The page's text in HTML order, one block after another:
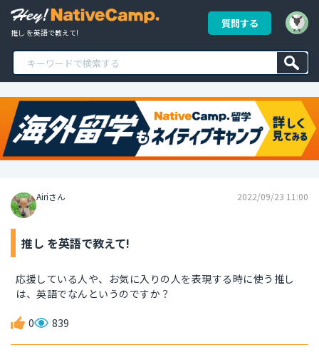
推し を英語で教えて!
質問する
Airiさん 2022/09/23 11:00
推し を英語で教えて!
応援している人や、お気に入りの人を表現する時に使う推し
は、英語でなんというのですか？
0 839